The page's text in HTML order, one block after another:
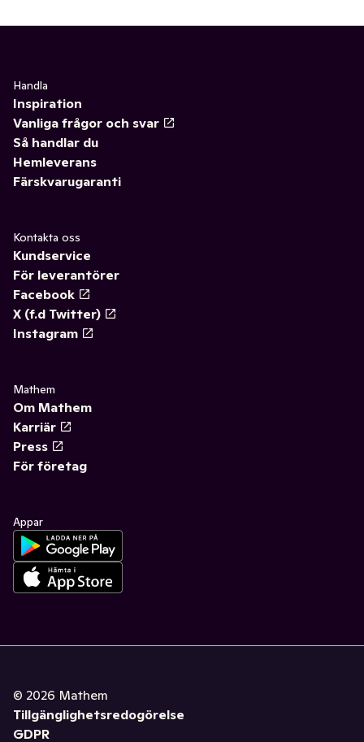
Handla
Inspiration
Vanliga frågor och svar
Så handlar du
Hemleverans
Färskvarugaranti
Kontakta oss
Kundservice
För leverantörer
Facebook
X (f.d Twitter)
Instagram
Mathem
Om Mathem
Karriär
Press
För företag
Appar
© 2026 Mathem
Tillgänglighetsredogörelse
GDPR